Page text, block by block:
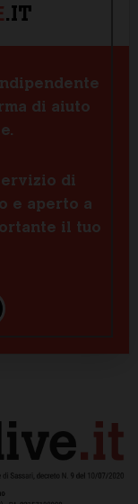
.IT
di aiuto
di
e aperto a
il tuo